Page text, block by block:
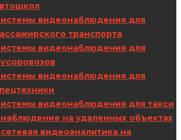
видеонаблюдения для
транспорта
видеонаблюдения для
видеонаблюдения для
видеонаблюдения для такси
на удаленных объектах
видеоаналитика на